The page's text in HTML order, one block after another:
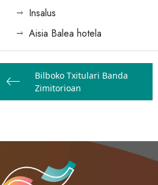
Insalus
Aisia Balea hotela
zeharBilboko Txitulari Banda
Zimitorioan